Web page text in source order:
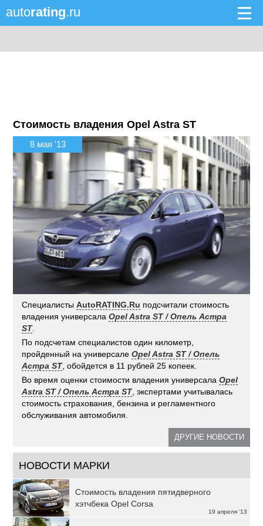
autorating.ru
Стоимость владения Opel Astra ST
8 мая '13
СпециалистыAutoRATING.Ru подсчитали стоимость
владения универсалаOpel Astra ST / Опель Астра
ST.
По подсчетам специалистов один километр,
пройденный на универсалеOpel Astra ST / Опель
Астра ST, обойдется в 11 рублей 25 копеек.
Во время оценки стоимости владения универсалаOpel
Astra ST / Опель Астра ST, экспертами учитывалась
стоимость страхования, бензина и регламентного
обслуживания автомобиля.
ДРУГИЕ НОВОСТИ
НОВОСТИ МАРКИ
19 апреля '13
Стоимость владения пятидверного
хэтчбека Opel Corsa